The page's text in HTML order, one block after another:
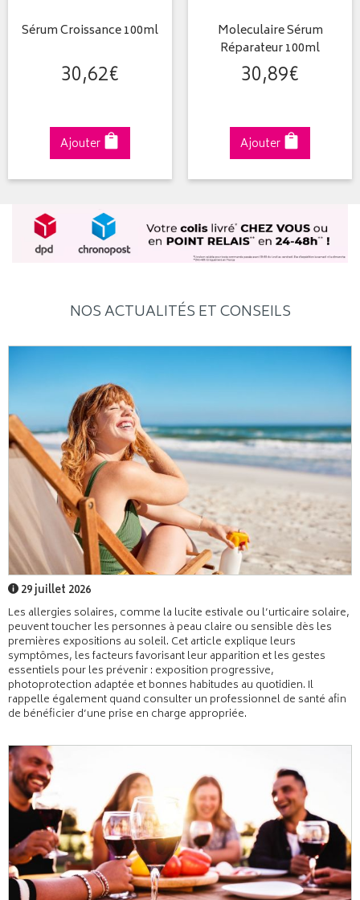
Sérum Croissance 100ml
30,62€
Ajouter
Moleculaire Sérum
Réparateur 100ml
30,89€
Ajouter
NOS ACTUALITÉS ET CONSEILS
29 juillet 2026
Les allergies solaires, comme la lucite estivale ou l’urticaire solaire,
peuvent toucher les personnes à peau claire ou sensible dès les
premières expositions au soleil. Cet article explique leurs
symptômes, les facteurs favorisant leur apparition et les gestes
essentiels pour les prévenir : exposition progressive,
photoprotection adaptée et bonnes habitudes au quotidien. Il
rappelle également quand consulter un professionnel de santé afin
de bénéficier d’une prise en charge appropriée.